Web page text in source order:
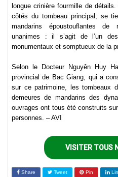
longue crinière fourmille de
côtés du tombeau principal, se
mandarins époustouflantes
unanimes : il s’agit de l’un
monumentaux et somptueux de la
Selon le Docteur Nguyên Huy
provincial de Bac Giang, qui a
sur ce patrimoine, les tombeaux
demeures de mandarins des
ouvrages ont tous été construits
personnes. – AVI
VISITER TOUS
Share Tweet Pin